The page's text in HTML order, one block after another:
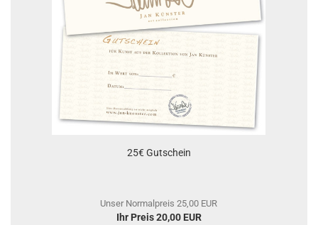
25€ Gutschein
Unser Normalpreis 25,00 EUR
Ihr Preis 20,00 EUR